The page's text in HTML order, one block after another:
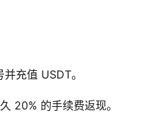
充值 USDT。
20% 的手续费返现。